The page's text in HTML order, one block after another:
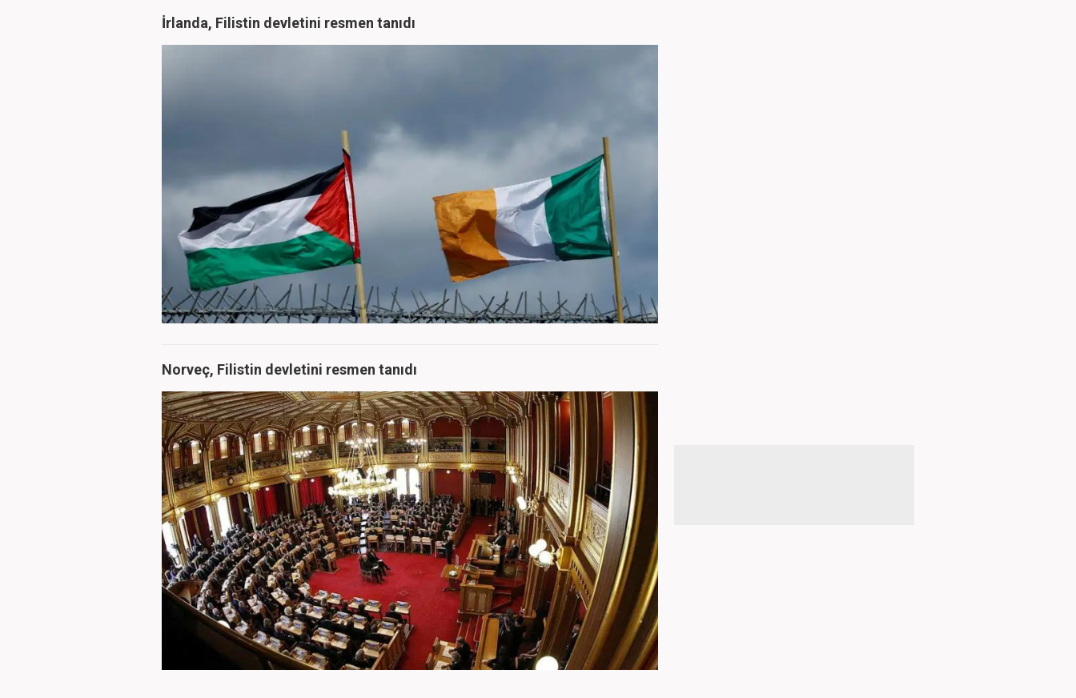
İrlanda, Filistin devletini resmen tanıdı
Norveç, Filistin devletini resmen tanıdı